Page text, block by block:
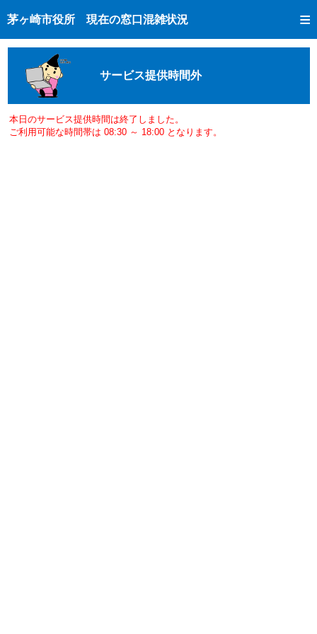
茅ヶ崎市役所 現在の窓口混雑状況
トップページへ
ご利用方法
現在の窓口混雑状況
混雑予想カレンダー
窓口受付状況
サービス提供時間外
本日のサービス提供時間は終了しました。
ご利用可能な時間帯は 08:30 ～ 18:00 となります。